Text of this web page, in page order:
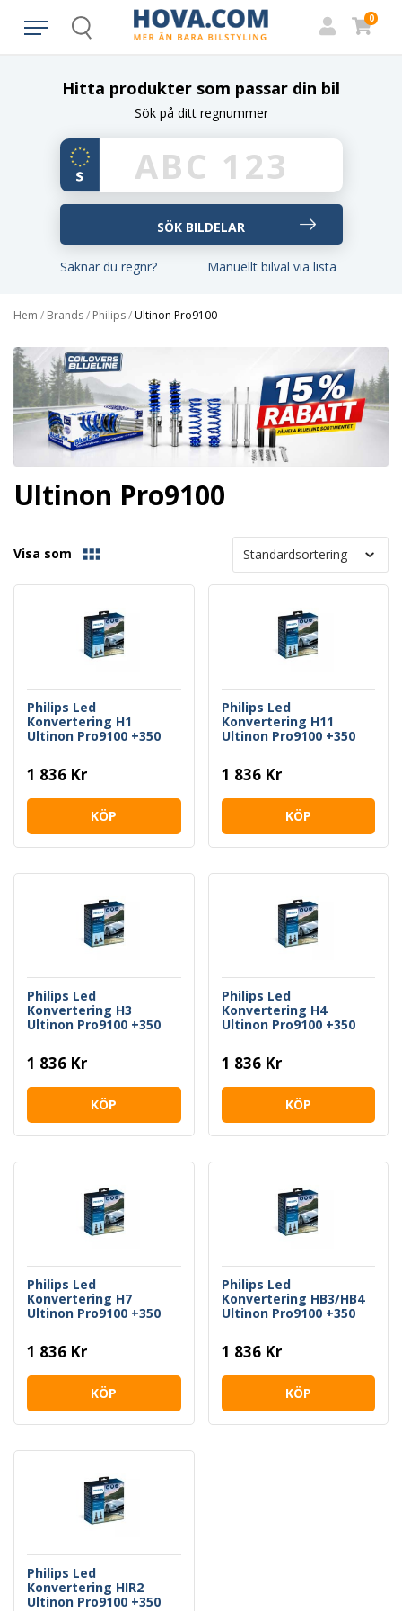
Search
0
Hitta produkter som passar din bil
Sök på ditt regnummer
Saknar du regnr? Manuellt bilval via lista
Hem / Brands/ Philips/Ultinon Pro9100
Ultinon Pro9100
Visa som
Philips Led
Konvertering H1
Ultinon Pro9100 +350
1 836 Kr
KÖP
Philips Led
Konvertering H11
Ultinon Pro9100 +350
1 836 Kr
KÖP
Philips Led
Konvertering H3
Ultinon Pro9100 +350
1 836 Kr
KÖP
Philips Led
Konvertering H4
Ultinon Pro9100 +350
1 836 Kr
KÖP
Philips Led
Konvertering H7
Ultinon Pro9100 +350
1 836 Kr
KÖP
Philips Led
Konvertering HB3/HB4
Ultinon Pro9100 +350
1 836 Kr
KÖP
Philips Led
Konvertering HIR2
Ultinon Pro9100 +350